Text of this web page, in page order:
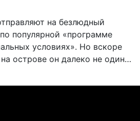
на безлюдный
популярной «программе
условиях». Но вскоре
острове он далеко не один…